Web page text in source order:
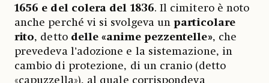
1656 e del colera del 1836. Il cimitero è noto
anche perché vi si svolgeva unparticolare
rito, detto delle «anime pezzentelle», che
prevedeva l’adozione e la sistemazione, in
cambio di protezione, di un cranio (detto
«capuzzella»), al quale corrispondeva